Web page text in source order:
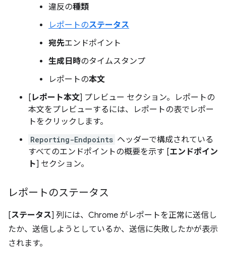
違反の種類
レポートのステータス
宛先エンドポイント
生成日時のタイムスタンプ
レポートの本文
[ レポート本文] プレビュー セクション。レポートの
本文をプレビューするには、レポートの表でレポー
トをクリックします。
Reporting-Endpoints ヘッダーで構成されている
すべてのエンドポイントの概要を示す [エンドポイン
ト] セクション。
レポートのステータス
[ステータス] 列には、Chrome がレポートを正常に送信し
たか、送信しようとしているか、送信に失敗したかが表示
されます。